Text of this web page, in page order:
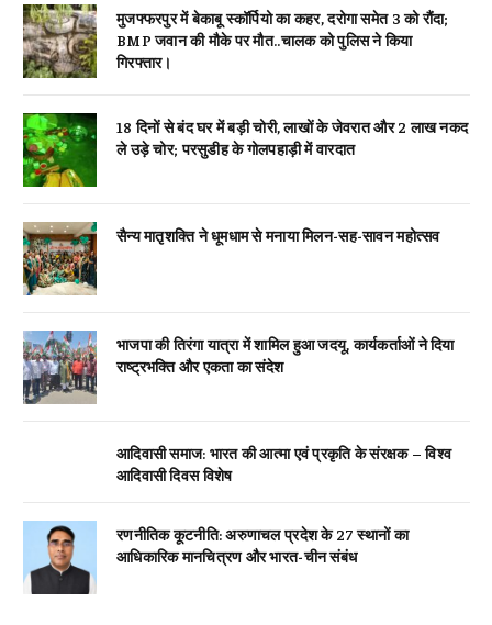
मुजफ्फरपुर में बेकाबू स्कॉर्पियो का कहर, दरोगा समेत 3 को रौंदा;
BMP जवान की मौके पर मौत..चालक को पुलिस ने किया
गिरफ्तार।
18 दिनों से बंद घर में बड़ी चोरी, लाखों के जेवरात और 2 लाख नकद
ले उड़े चोर; परसुडीह के गोलपहाड़ी में वारदात
सैन्य मातृशक्ति ने धूमधाम से मनाया मिलन-सह-सावन महोत्सव
भाजपा की तिरंगा यात्रा में शामिल हुआ जदयू, कार्यकर्ताओं ने दिया
राष्ट्रभक्ति और एकता का संदेश
आदिवासी समाज: भारत की आत्मा एवं प्रकृति के संरक्षक – विश्व
आदिवासी दिवस विशेष
रणनीतिक कूटनीति: अरुणाचल प्रदेश के 27 स्थानों का
आधिकारिक मानचित्रण और भारत-चीन संबंध